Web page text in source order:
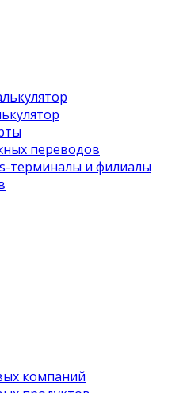
переводов
терминалы и филиалы
компаний